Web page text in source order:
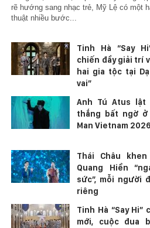
rẽ hướng sang nhạc trẻ, Mỹ Lệ có một
thuật nhiều bước...
Tinh Hà “Say
chiến đầy giải trí
hai gia tộc tại
vai”
Anh Tú Atus
thắng bất ngờ ở
Man Vietnam 2026
Thái Châu
Quang Hiền
sức”, mỗi người
riêng
Tinh Hà “Say
mới, cuộc đua